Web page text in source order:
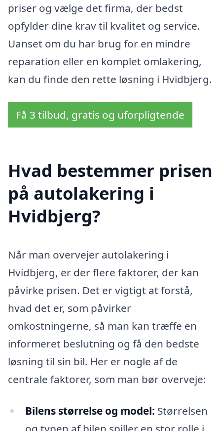
priser og vælge det firma, der bedst
opfylder dine krav til kvalitet og service.
Uanset om du har brug for en mindre
reparation eller en komplet omlakering,
kan du finde den rette løsning i Hvidbjerg.
Få 3 tilbud, gratis og uforpligtende
Hvad bestemmer prisen
på autolakering i
Hvidbjerg?
Når man overvejer autolakering i
Hvidbjerg, er der flere faktorer, der kan
påvirke prisen. Det er vigtigt at forstå,
hvad det er, som påvirker
omkostningerne, så man kan træffe en
informeret beslutning og få den bedste
løsning til sin bil. Her er nogle af de
centrale faktorer, som man bør overveje:
Bilens størrelse og model: Størrelsen